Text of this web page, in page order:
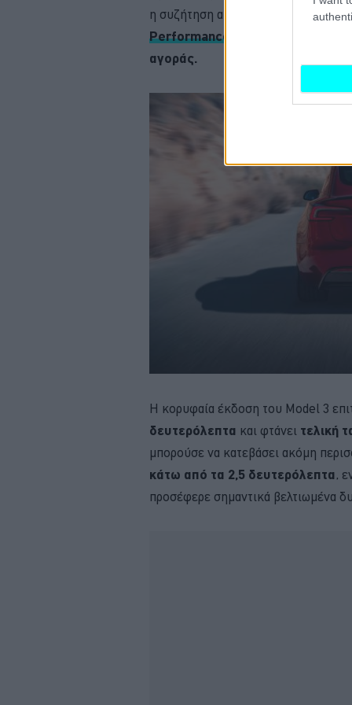
η συζήτηση αποκτά ιδιαίτερο
Performance
αγοράς.
Η κορυφαία έκδοση του Model 3
δευτερόλεπτα και φτάνει τελική
μπορούσε να κατεβάσει ακόμη
κάτω από τα 2,5 δευτερόλεπτα,
προσέφερε σημαντικά βελτιωμένα